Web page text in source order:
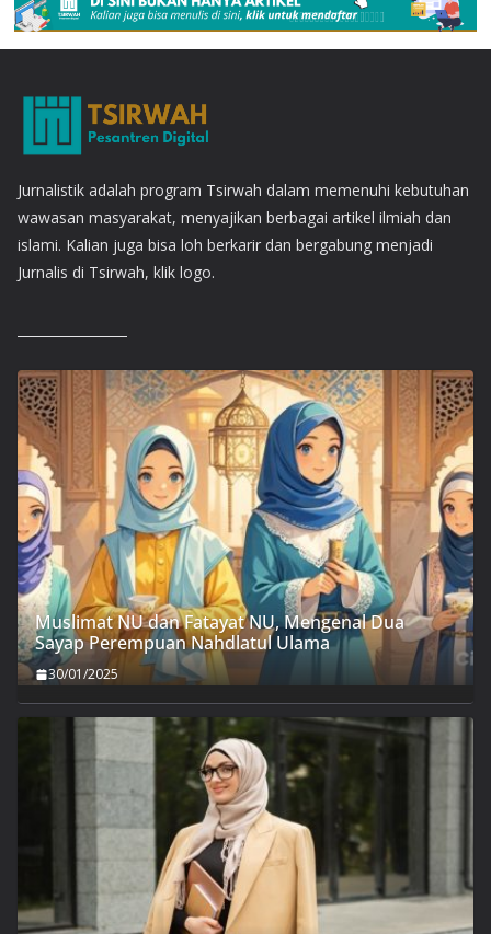
Jurnalistik adalah program Tsirwah dalam memenuhi kebutuhan
wawasan masyarakat, menyajikan berbagai artikel ilmiah dan
islami. Kalian juga bisa loh berkarir dan bergabung menjadi
Jurnalis di Tsirwah, klik logo.
Muslimat NU dan Fatayat NU, Mengenal Dua
Sayap Perempuan Nahdlatul Ulama
30/01/2025